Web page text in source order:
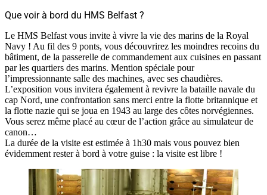
Que voir à bord du HMS Belfast ?
Le HMS Belfast vous invite à vivre la vie des marins de la Royal
Navy ! Au fil des 9 ponts, vous découvrirez les moindres recoins du
bâtiment, de la passerelle de commandement aux cuisines en passant
par les quartiers des marins. Mention spéciale pour
l’impressionnante salle des machines, avec ses chaudières.
L’exposition vous invitera également à revivre la bataille navale du
cap Nord, une confrontation sans merci entre la flotte britannique et
la flotte nazie qui se joua en 1943 au large des côtes norvégiennes.
Vous serez même placé au cœur de l’action grâce au simulateur de
canon…
La durée de la visite est estimée à 1h30 mais vous pouvez bien
évidemment rester à bord à votre guise : la visite est libre !